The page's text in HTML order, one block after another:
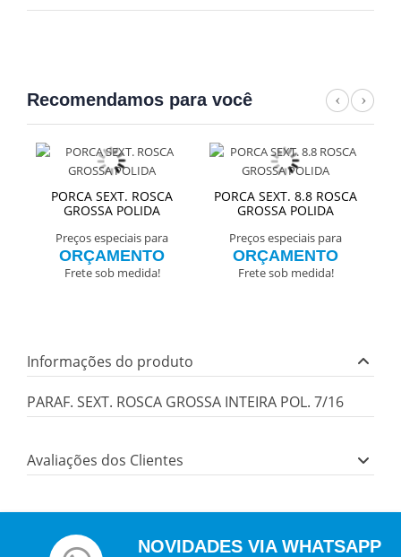
Recomendamos para você
PORCA SEXT. ROSCA
GROSSA POLIDA
Preços especiais para
ORÇAMENTO
Frete sob medida!
PORCA SEXT. 8.8 ROSCA
GROSSA POLIDA
Preços especiais para
ORÇAMENTO
Frete sob medida!
Informações do produto
PARAF. SEXT. ROSCA GROSSA INTEIRA POL. 7/16
Avaliações dos Clientes
NOVIDADES VIA WHATSAPP